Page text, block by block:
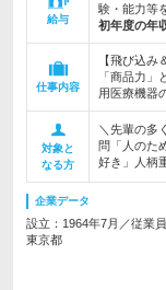
給与
験・能力等
初年度の年
仕事内容
【飛び込
「商品力
用医療機器
対象と
なる方
＼先輩の多
問「人のた
好き」人柄
企業データ
設立：1964年7月／従業
東京都